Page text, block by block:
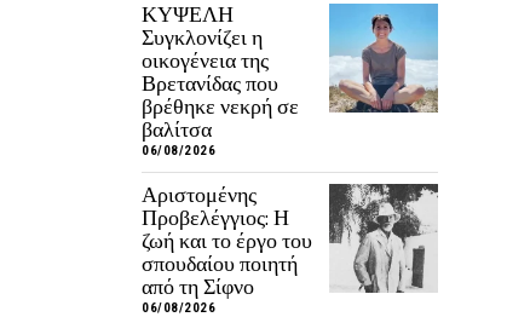
ΚΥΨΕΛΗ
Συγκλονίζει η
οικογένεια της
Βρετανίδας που
βρέθηκε νεκρή σε
βαλίτσα
06/08/2026
Αριστομένης
Προβελέγγιος: Η
ζωή και το έργο του
σπουδαίου ποιητή
από τη Σίφνο
06/08/2026